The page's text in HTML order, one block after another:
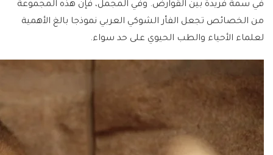
في سمة فريدة بين القوارض. وفي المجمل، فإن هذه المجموعة
من الخصائص تجعل الفأر الشوكي العربي نموذجا بالغ الأهمية
لعلماء الأحياء والطب الحيوي على حد سواء.